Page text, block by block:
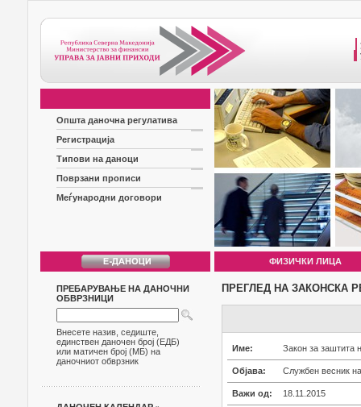
Општа даночна регулатива
Регистрација
Типови на даноци
Поврзани прописи
Меѓународни договори
ФИЗИЧКИ ЛИЦА
ПРЕБАРУВАЊЕ НА ДАНОЧНИ
ОБВРЗНИЦИ
Внесете назив, седиште,
единствен даночен број (ЕДБ)
или матичен број (МБ) на
даночниот обврзник
ПРЕГЛЕД НА ЗАКОНСКА
Име: Закон за заштита
Објава: Службен весник
Важи од: 18.11.2015